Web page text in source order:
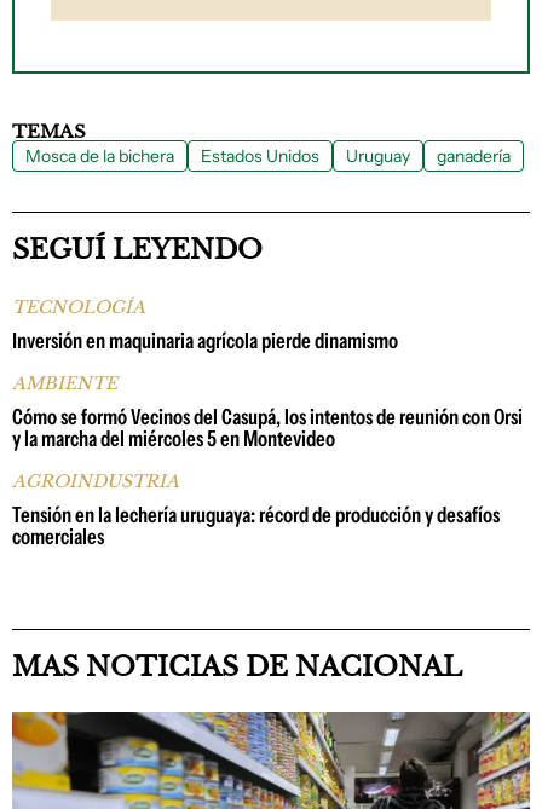
TEMAS
Mosca de la bichera Estados Unidos Uruguay ganadería
SEGUÍ LEYENDO
TECNOLOGÍA
Inversión en maquinaria agrícola pierde dinamismo
AMBIENTE
Cómo se formó Vecinos del Casupá, los intentos de reunión con Orsi
y la marcha del miércoles 5 en Montevideo
AGROINDUSTRIA
Tensión en la lechería uruguaya: récord de producción y desafíos
comerciales
MAS NOTICIAS DE NACIONAL